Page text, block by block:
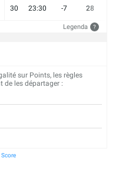
30 23:30 -7 28
Legenda ?
sur Points, les règles
de les départager :
Score